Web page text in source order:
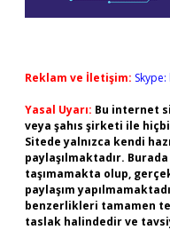
Reklam ve İletişim:
Yasal Uyarı: Bu internet
veya şahıs şirketi ile
Sitede yalnızca kendi
paylaşılmaktadır.
taşımamakta olup,
paylaşım
benzerlikleri tamamen
taslak halindedir ve